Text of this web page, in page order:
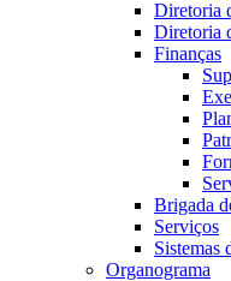
Diretoria
Diretoria
Finanças
Brigada
Serviços
Sistemas
Organograma